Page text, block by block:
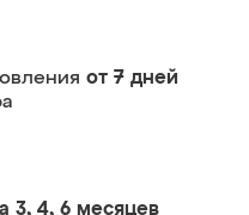
от 7 дней
3, 4, 6 месяцев